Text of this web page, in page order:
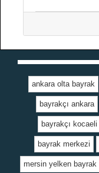
ankara olta bayrak
bayrakçı ankara
bayrakçı kocaeli
bayrak merkezi
mersin yelken bayrak